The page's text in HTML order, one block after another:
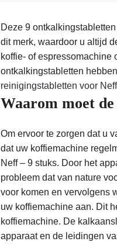
Deze 9
dit merk, waardoor u altijd
koffie- of espressomachine
ontkalkingstabletten
reinigingstabletten voor Neff
Waarom moet
Om ervoor te zorgen dat u
dat uw koffiemachine
Neff – 9 stuks. Door het
probleem dat van nature
voor komen en vervolgens
uw koffiemachine aan. Dit
koffiemachine. De
apparaat en de leidingen